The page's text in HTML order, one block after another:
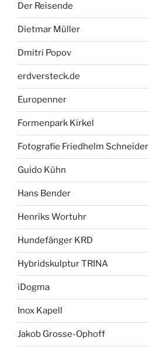
Der Reisende
Dietmar Müller
Dmitri Popov
erdversteck.de
Europenner
Formenpark Kirkel
Fotografie Friedhelm Schneider
Guido Kühn
Hans Bender
Henriks Wortuhr
Hundefänger KRD
Hybridskulptur TRINA
iDogma
Inox Kapell
Jakob Grosse-Ophoff